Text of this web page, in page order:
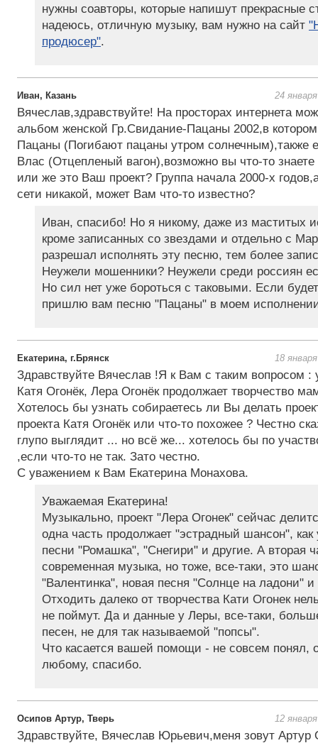
нужны соавторы, которые напишут прекрасные
надеюсь, отличную музыку, вам нужно на сайт
продюсер".
Иван, Казань 24
Вячеслав,здравствуйте! На просторах интернета
альбом женской Гр.Свидание-Пацаны 2002,в
Пацаны (Погибают пацаны утром солнечным),также
Влас (Отцепленый вагон),возможно вы что-то знаете
или же это Ваш проект? Группа начала 2000-х
сети никакой, может Вам что-то известно?
Иван, спасибо! Но я никому, даже из маститых
кроме записанных со звездами и отдельно с
разрешал исполнять эту песню, тем более
Неужели мошенники? Неужели среди россиян
Но сил нет уже бороться с таковыми. Если
пришлю вам песню "Пацаны" в моем
Екатерина, г.Брянск 18
Здравствуйте Вячеслав !Я к Вам с таким вопросом :
Катя Огонёк, Лера Огонёк продолжает творчество
Хотелось бы узнать собираетесь ли Вы делать
проекта Катя Огонёк или что-то похожее ? Честно
глупо выглядит ... но всё же... хотелось бы по
,если что-то не так. Зато честно.
С уважением к Вам Екатерина Монахова.
Уважаемая Екатерина!
Музыкально, проект "Лера Огонек" сейчас
одна часть продолжает "эстрадный шансон",
песни "Ромашка", "Снегири" и другие. А вторая
современная музыка, но тоже, все-таки, это
"Валентинка", новая песня "Солнце на ладони" и
Отходить далеко от творчества Кати Огонек
не поймут. Да и данные у Леры, все-таки,
песен, не для так называемой "попсы".
Что касается вашей помощи - не совсем понял,
любому, спасибо.
Осипов Артур, Тверь 12
Здравствуйте, Вячеслав Юрьевич,меня зовут